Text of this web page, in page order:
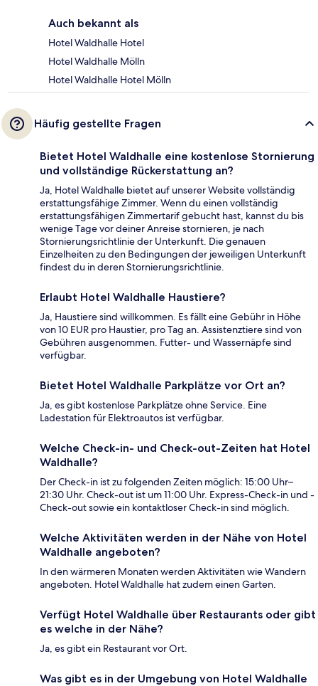
Auch bekannt als
Hotel Waldhalle Hotel
Hotel Waldhalle Mölln
Hotel Waldhalle Hotel Mölln
Häufig gestellte Fragen
Bietet Hotel Waldhalle eine kostenlose Stornierung
und vollständige Rückerstattung an?
Ja, Hotel Waldhalle bietet auf unserer Website vollständig
erstattungsfähige Zimmer. Wenn du einen vollständig
erstattungsfähigen Zimmertarif gebucht hast, kannst du bis
wenige Tage vor deiner Anreise stornieren, je nach
Stornierungsrichtlinie der Unterkunft. Die genauen
Einzelheiten zu den Bedingungen der jeweiligen Unterkunft
findest du in deren Stornierungsrichtlinie.
Erlaubt Hotel Waldhalle Haustiere?
Ja, Haustiere sind willkommen. Es fällt eine Gebühr in Höhe
von 10 EUR pro Haustier, pro Tag an. Assistenztiere sind von
Gebühren ausgenommen. Futter- und Wassernäpfe sind
verfügbar.
Bietet Hotel Waldhalle Parkplätze vor Ort an?
Ja, es gibt kostenlose Parkplätze ohne Service. Eine
Ladestation für Elektroautos ist verfügbar.
Welche Check-in- und Check-out-Zeiten hat Hotel
Waldhalle?
Der Check-in ist zu folgenden Zeiten möglich: 15:00 Uhr–
21:30 Uhr. Check-out ist um 11:00 Uhr. Express-Check-in und -
Check-out sowie ein kontaktloser Check-in sind möglich.
Welche Aktivitäten werden in der Nähe von Hotel
Waldhalle angeboten?
In den wärmeren Monaten werden Aktivitäten wie Wandern
angeboten. Hotel Waldhalle hat zudem einen Garten.
Verfügt Hotel Waldhalle über Restaurants oder gibt
es welche in der Nähe?
Ja, es gibt ein Restaurant vor Ort.
Was gibt es in der Umgebung von Hotel Waldhalle